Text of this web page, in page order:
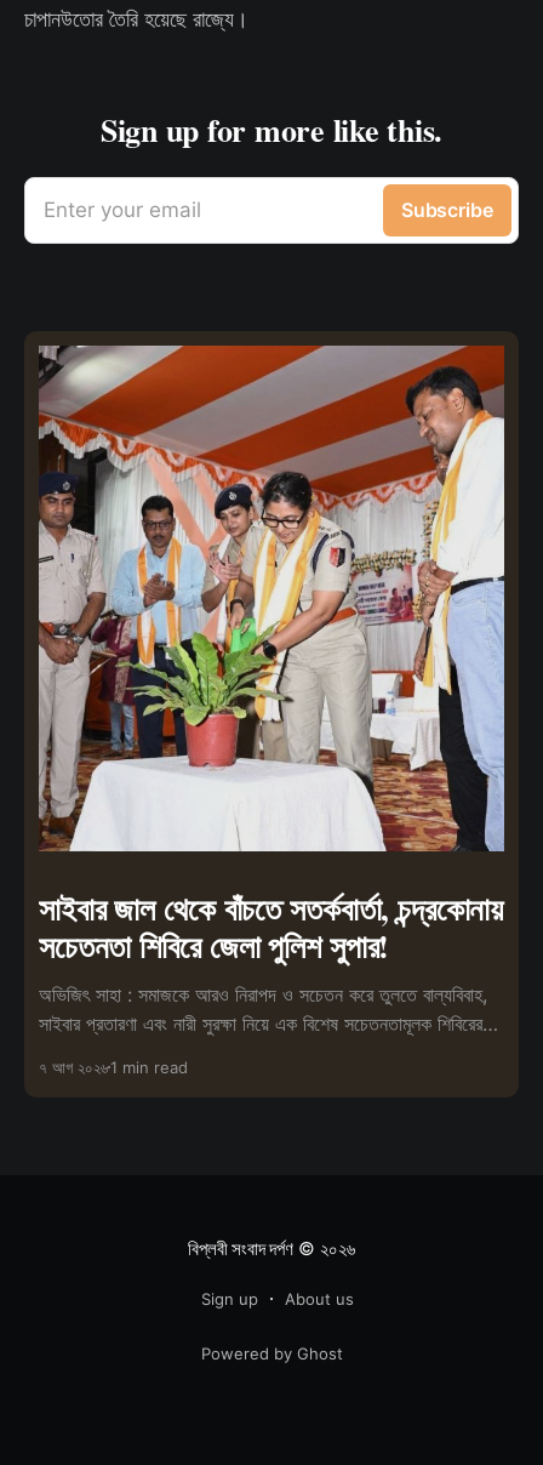
চাপানউতোর তৈরি হয়েছে রাজ্যে।
Sign up for more like this.
Enter your email Subscribe
সাইবার জাল থেকে বাঁচতে সতর্কবার্তা, চন্দ্রকোনায়
সচেতনতা শিবিরে জেলা পুলিশ সুপার!
অভিজিৎ সাহা : সমাজকে আরও নিরাপদ ও সচেতন করে তুলতে বাল্যবিবাহ,
সাইবার প্রতারণা এবং নারী সুরক্ষা নিয়ে এক বিশেষ সচেতনতামূলক শিবিরের
৭ আগ ২০২৬1 min read
বিপ্লবী সংবাদ দর্পণ© ২০২৬
Sign up About us
Powered by Ghost